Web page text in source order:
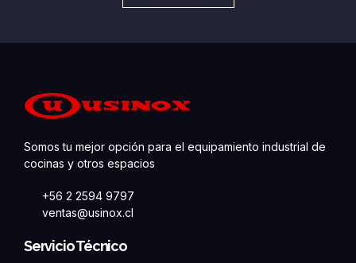
Somos tu mejor opción para el equipamiento industrial de
cocinas y otros espacios
+56 2 2594 9797
ventas@usinox.cl
Servicio Técnico